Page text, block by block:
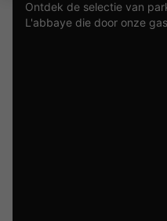
Ontdek de selectie van
L'abbaye die door onze